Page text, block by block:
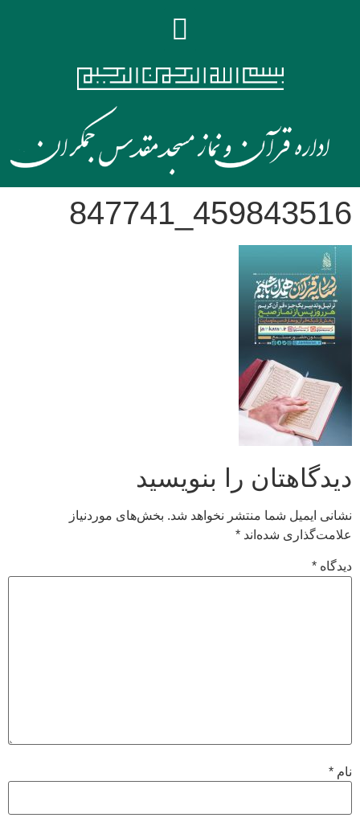
459843516_847741
دیدگاهتان را بنویسید
نشانی ایمیل شما منتشر نخواهد شد. بخش‌های موردنیاز
علامت‌گذاری شده‌اند *
دیدگاه *
نام *